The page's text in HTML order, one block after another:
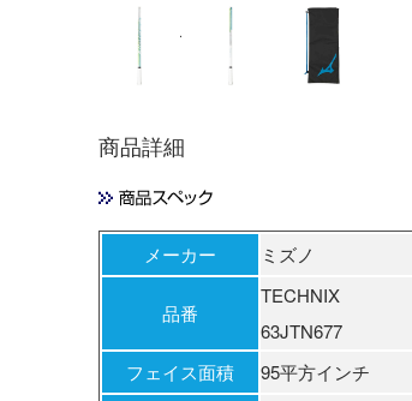
(38)ライム×
スカイブルー
商品詳細
メーカー ミズノ
品番
TECHNIX
63JTN677
フェイス面積
95平方インチ